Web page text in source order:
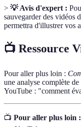
> 💡 Avis d'expert :
sauvegarder des vidéos
permettra d'illustrer vos
📺 Ressource
Pour aller plus loin :
une analyse complète
YouTube : "comment
📺 Pour aller plus loin :